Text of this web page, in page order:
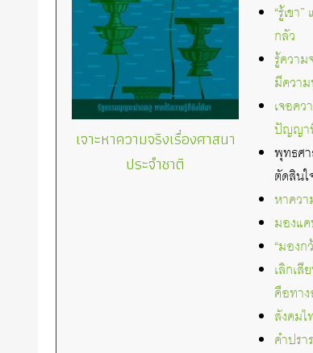
เจาะหาความจริงเรื่องศาสนา
ประจำชาติ
“รู้เขา
กลัว
รู้ควา
มีควา
เจอค
ปัญญา
พุทธศ
ตัดสิน
หาคว
มองแค
“มองก
เลิกเ
คือทา
สังคม
คำปรา